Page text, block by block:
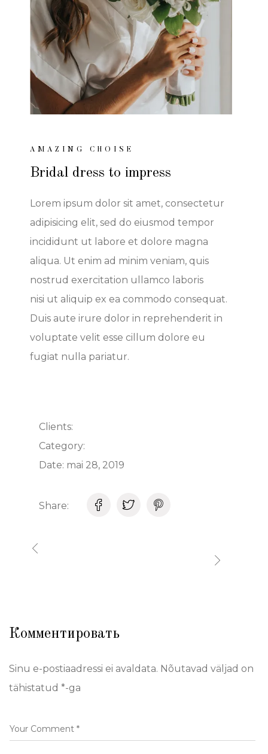
AMAZING CHOISE
Bridal dress to impress
Lorem ipsum dolor sit amet, consectetur
adipisicing elit, sed do eiusmod tempor
incididunt ut labore et dolore magna
aliqua. Ut enim ad minim veniam, quis
nostrud exercitation ullamco laboris
nisi ut aliquip ex ea commodo consequat.
Duis aute irure dolor in reprehenderit in
voluptate velit esse cillum dolore eu
fugiat nulla pariatur.
Clients:
Category:
Date: mai 28, 2019
Share:
Комментировать
Sinu e-postiaadressi ei avaldata. Nõutavad väljad on
tähistatud *-ga